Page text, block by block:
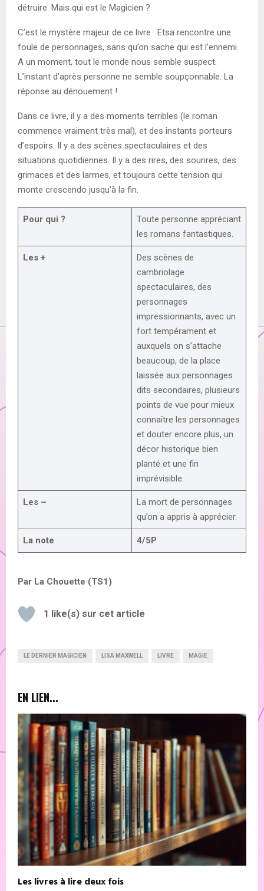
détruire. Mais qui est le Magicien ?
C’est le mystère majeur de ce livre : Etsa rencontre une
foule de personnages, sans qu’on sache qui est l’ennemi.
A un moment, tout le monde nous semble suspect.
L’instant d’après personne ne semble soupçonnable. La
réponse au dénouement !
Dans ce livre, il y a des moments terribles (le roman
commence vraiment très mal), et des instants porteurs
d’espoirs. Il y a des scènes spectaculaires et des
situations quotidiennes. Il y a des rires, des sourires, des
grimaces et des larmes, et toujours cette tension qui
monte crescendo jusqu’à la fin.
Pour qui ?
Toute personne appréciant
les romans fantastiques.
Les +
Des scènes de
cambriolage
spectaculaires, des
personnages
impressionnants, avec un
fort tempérament et
auxquels on s’attache
beaucoup, de la place
laissée aux personnages
dits secondaires, plusieurs
points de vue pour mieux
connaître les personnages
et douter encore plus, un
décor historique bien
planté et une fin
imprévisible.
Les –
La mort de personnages
qu’on a appris à apprécier.
La note 4/5P
Par La Chouette (TS1)
1 like(s) sur cet article
LE DERNIER MAGICIEN LISA MAXWELL LIVRE MAGIE
EN LIEN...
Les livres à lire deux fois